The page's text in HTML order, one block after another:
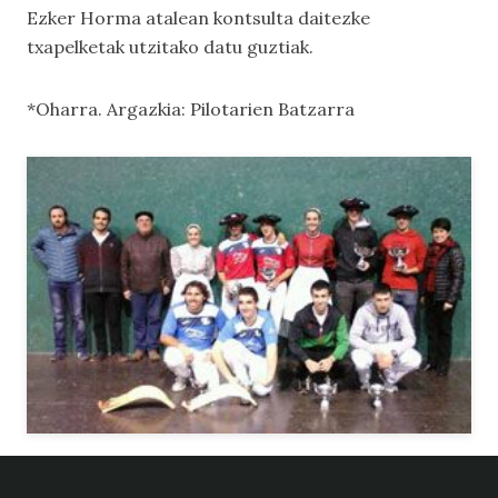
Ezker Horma atalean kontsulta daitezke
txapelketak utzitako datu guztiak.
*Oharra. Argazkia: Pilotarien Batzarra